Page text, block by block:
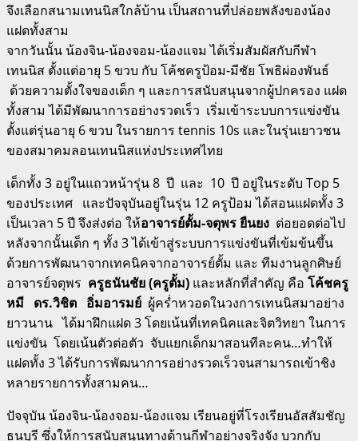
จึงเลือกสนามเทนนิสใกล้บ้าน เป็นสถานที่ปล่อยพลังของน้อง
แฝดทั้งสาม
จากวันนั้น น้องจิน-น้องจอม-น้องแจม ได้เริ่มสัมผัสกับกีฬา
เทนนิส ตั้งแต่อายุ 5 ขวบ กับ โค้ชครูป้อม-มีชัย โพธิผ่องพันธ์
ด้วยความตั้งใจของเด็ก ๆ และการสนับสนุนจากผู้ปกครอง แฝด
ทั้งสาม ได้มีพัฒนาการอย่างรวดเร็ว เริ่มเข้าระบบการแข่งขัน
ตั้งแต่รุ่นอายุ 6 ขวบ ในรายการ tennis 10s และในรุ่นเยาวชน
ของสมาคมลอนเทนนิสแห่งประเทศไทย
เด็กทั้ง 3 อยู่ในแถวหน้ารุ่น 8 ปี และ 10 ปี อยู่ในระดับ Top 5
ของประเทศ และปัจจุบันอยู่ในรุ่น 12 ครูป้อม ได้สอนแฝดทั้ง 3
เป็นเวลา 5 ปี จึงส่งต่อ ให้อาจารย์ตั้ม-จตุพร ยืนยง ต่อยอดต่อไป
หลังจากนั้นเด็ก ๆ ทั้ง 3 ได้เข้าสู่ระบบการแข่งขันที่เข้มข้นขึ้น
ด้วยการพัฒนาจากเทคนิคจากอาจารย์ตั้ม และ ทีมงานลูกศิษย์
อาจารย์จตุพร ครูธนันชัย (ครูตั้ม) และหลักที่สำคัญ คือ โค้ชครู
หมี ดร.วิชิต อิ่มอารมย์ ผู้คร่ำหวอดในวงการเทนนิสมาอย่าง
ยาวนาน ได้มาฝึกแฝด 3 โดยเน้นที่เทคนิคและจิตวิทยา ในการ
แข่งขัน โดยเน้นตัวต่อตัว จับแยกเด็กมาสอนทีละคน…ทำให้
แฝดทั้ง 3 ได้รับการพัฒนาการอย่างรวดเร็วจนสามารถเข้าชิง
หลายรายการทั้งสามคน…
ปัจจุบัน น้องจิน-น้องจอม-น้องแจม เรียนอยู่ที่โรงเรียนอัสสัมชัญ
ธนบุรี ซึ่งให้การสนับสนุนทางด้านกีฬาอย่างจริงจัง บวกกับ